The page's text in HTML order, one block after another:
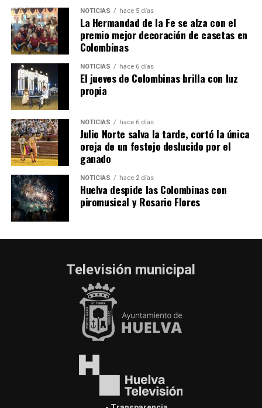
SEXTA CORRIDA DE LAS FIESTAS COLOMBINAS
2026
hace 2 días· Huelvatv
NOTICIAS hace 5 días
La Hermandad de la Fe se alza con el
premio mejor decoración de casetas en
Colombinas
NOTICIAS hace 6 días
El jueves de Colombinas brilla con luz
propia
NOTICIAS hace 6 días
Julio Norte salva la tarde, cortó la única
oreja de un festejo deslucido por el
ganado
NOTICIAS hace 2 días
Huelva despide las Colombinas con
piromusical y Rosario Flores
Televisión municipal